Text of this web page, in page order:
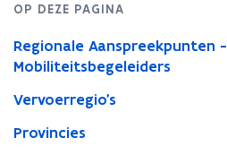
OP DEZE PAGINA
Regionale Aanspreekpunten -
Mobiliteitsbegeleiders
Vervoerregio's
Provincies